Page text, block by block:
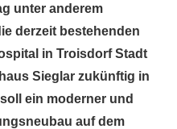
unter anderem
derzeit bestehenden
in Troisdorf Stadt
Sieglar zukünftig in
ein moderner und
auf dem